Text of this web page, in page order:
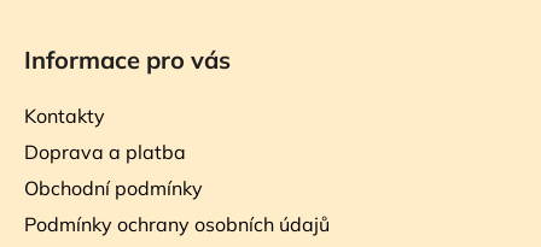
Informace pro vás
Kontakty
Doprava a platba
Obchodní podmínky
Podmínky ochrany osobních údajů